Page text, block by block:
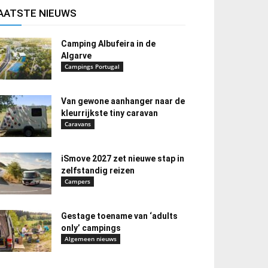
NIEUWS
Camping Albufeira in de
Algarve
Campings Portugal
Van gewone aanhanger naar de
kleurrijkste tiny caravan
Caravans
iSmove 2027 zet nieuwe stap in
zelfstandig reizen
Campers
Gestage toename van ‘adults
only’ campings
Algemeen nieuws